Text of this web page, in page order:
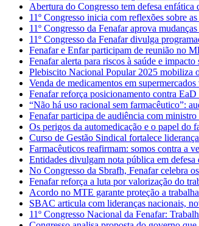
Abertura do Congresso tem defesa
11º Congresso inicia com reflexões sobre
11º Congresso da Fenafar aprova
11º Congresso da Fenafar divulga
Fenafar e Enfar participam de reunião no
Fenafar alerta para riscos à saúde e
Plebiscito Nacional Popular 2025 mobiliza
Venda de medicamentos em
Fenafar reforça posicionamento contra
“Não há uso racional sem farmacêutico”:
Fenafar participa de audiência com
Os perigos da automedicação e o papel do
Curso de Gestão Sindical fortalece
Farmacêuticos reafirmam: somos contra a
Entidades divulgam nota pública em defesa
No Congresso da Sbrafh, Fenafar celebra
Fenafar reforça a luta por valorização do
Acordo no MTE garante proteção a
SBAC articula com lideranças nacionais,
11º Congresso Nacional da Fenafar: